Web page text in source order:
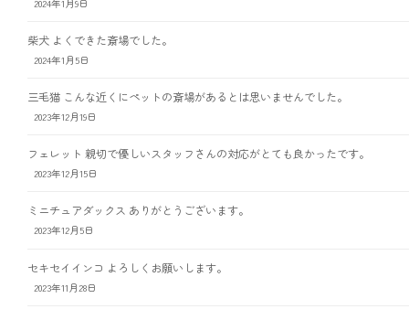
2024年1月9日
柴犬 よくできた斎場でした。
2024年1月5日
三毛猫 こんな近くにペットの斎場があるとは思いませんでした。
2023年12月19日
フェレット 親切で優しいスタッフさんの対応がとても良かったです。
2023年12月15日
ミニチュアダックス ありがとうございます。
2023年12月5日
セキセイインコ よろしくお願いします。
2023年11月28日